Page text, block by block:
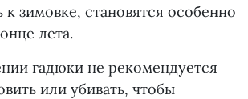
к зимовке, становятся особенно
лета.
гадюки не рекомендуется
или убивать, чтобы